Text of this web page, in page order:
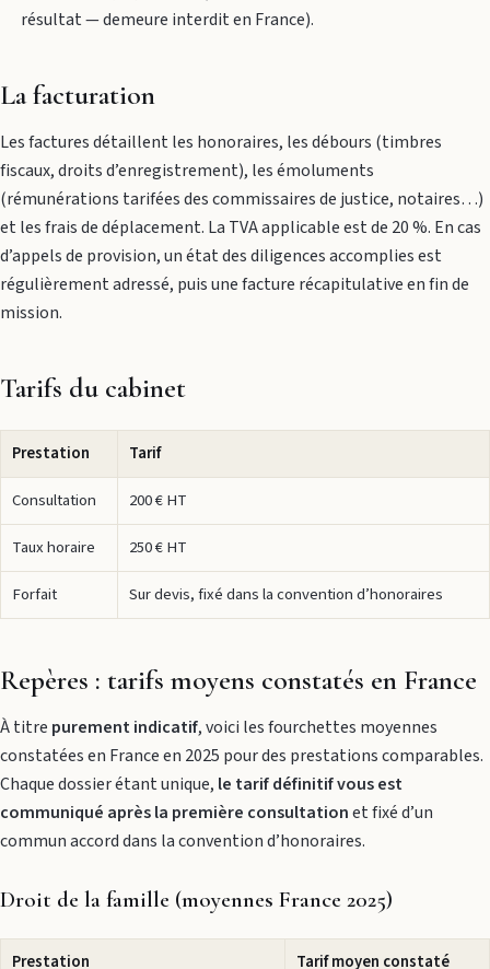
résultat — demeure interdit en France).
La facturation
Les factures détaillent les honoraires, les débours (timbres
fiscaux, droits d’enregistrement), les émoluments
(rémunérations tarifées des commissaires de justice, notaires…)
et les frais de déplacement. La TVA applicable est de 20 %. En cas
d’appels de provision, un état des diligences accomplies est
régulièrement adressé, puis une facture récapitulative en fin de
mission.
Tarifs du cabinet
Prestation Tarif
Consultation 200 € HT
Taux horaire 250 € HT
Forfait Sur devis, fixé dans la convention d’honoraires
Repères : tarifs moyens constatés en France
À titre purement indicatif, voici les fourchettes moyennes
constatées en France en 2025 pour des prestations comparables.
Chaque dossier étant unique, le tarif définitif vous est
communiqué après la première consultationet fixé d’un
commun accord dans la convention d’honoraires.
Droit de la famille (moyennes France 2025)
Prestation Tarif moyen constaté